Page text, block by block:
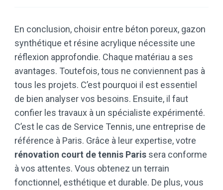
En conclusion, choisir entre béton poreux, gazon
synthétique et résine acrylique nécessite une
réflexion approfondie. Chaque matériau a ses
avantages. Toutefois, tous ne conviennent pas à
tous les projets. C’est pourquoi il est essentiel
de bien analyser vos besoins. Ensuite, il faut
confier les travaux à un spécialiste expérimenté.
C’est le cas de Service Tennis, une entreprise de
référence à Paris. Grâce à leur expertise, votre
rénovation court de tennis Paris sera conforme
à vos attentes. Vous obtenez un terrain
fonctionnel, esthétique et durable. De plus, vous